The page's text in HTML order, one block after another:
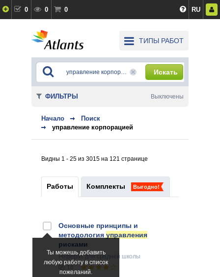
0 0 0 RU
ТИПЫ РАБОТ
Искать
Начало
Поиск
управление корпорацией
Видны 1 - 25 из 3015 на 121 странице
Работы Комплекты Выгодно!
Ты можешь добавить
любую работу в список
пожеланий.
Основные принципы и
методология управления
рисками
Рефератдля средней школы
ФИЛЬТРЫ Выключены